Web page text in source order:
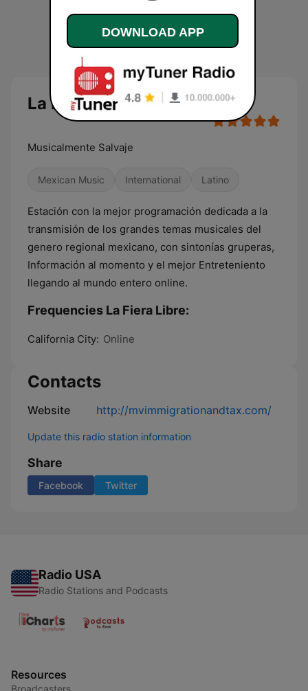
La Fiera Libre live
Musicalmente Salvaje
Mexican Music International Latino
Estación con la mejor programación dedicada a la
transmisión de los grandes temas musicales del
genero regional mexicano, con sintonías gruperas,
Información al momento y el mejor Entreteniento
llegando al mundo entero online.
Frequencies La Fiera Libre:
California City: Online
Contacts
Website http://mvimmigrationandtax.com/
Update this radio station information
Share
Facebook Twitter
Radio USA
Radio Stations and Podcasts
Resources
Broadcasters
DOWNLOAD APP